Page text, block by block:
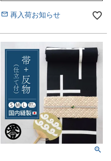
再入荷お知らせ